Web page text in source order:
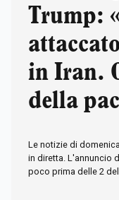
Trump:
in Iran.
della
Le notizie di
in diretta. L'annuncio
poco prima delle 2